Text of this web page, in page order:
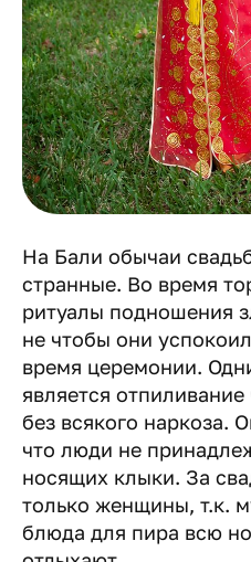
На Бали обычаи
странные. Во время
ритуалы подношения
не чтобы они
время церемонии.
является
без всякого наркоза.
что люди не
носящих клыки. За
только женщины, т.к.
блюда для пира всю